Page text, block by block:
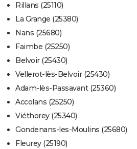
Rillans (25110)
La Grange (25380)
Nans (25680)
Faimbe (25250)
Belvoir (25430)
Vellerot-lès-Belvoir (25430)
Adam-lès-Passavant (25360)
Accolans (25250)
Viéthorey (25340)
Gondenans-les-Moulins (25680)
Fleurey (25190)